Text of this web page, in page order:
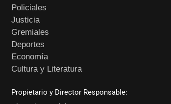
Policiales
Justicia
Gremiales
Deportes
Economía
Cultura y Literatura
Propietario y Director Responsable: